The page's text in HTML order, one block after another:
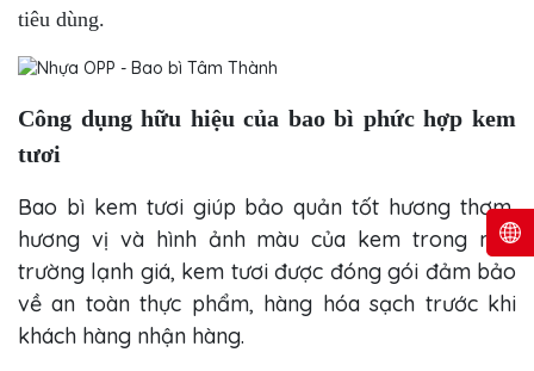
tiêu dùng.
Công dụng hữu hiệu của bao bì phức hợp kem
tươi
Bao bì kem tươi giúp bảo quản tốt hương thơm,
hương vị và hình ảnh màu của kem trong môi
trường lạnh giá, kem tươi được đóng gói đảm bảo
về an toàn thực phẩm, hàng hóa sạch trước khi
khách hàng nhận hàng.